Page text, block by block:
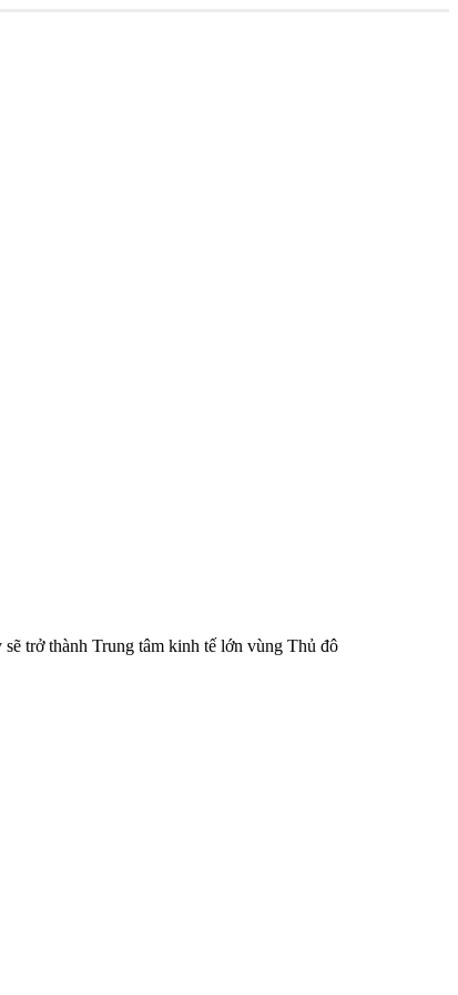
trở thành Trung tâm kinh tế lớn vùng Thủ đô